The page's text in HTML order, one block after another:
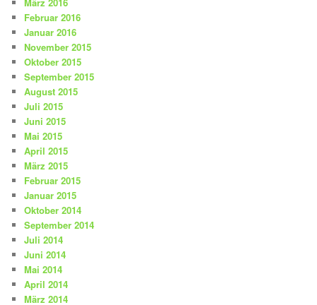
Februar 2016
Januar 2016
November 2015
Oktober 2015
September 2015
August 2015
Juli 2015
Juni 2015
Mai 2015
April 2015
März 2015
Februar 2015
Januar 2015
Oktober 2014
September 2014
Juli 2014
Juni 2014
Mai 2014
April 2014
März 2014